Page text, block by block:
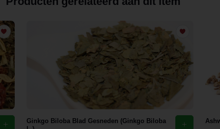
Ginkgo Biloba Blad Gesneden (Ginkgo Biloba